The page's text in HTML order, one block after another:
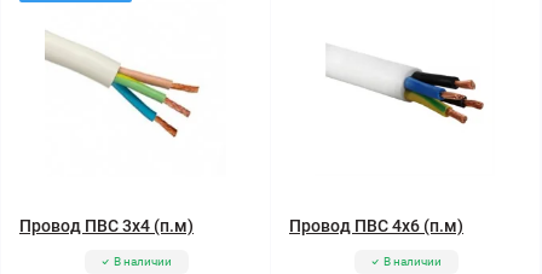
Провод ПВС 3x4 (п.м)
В наличии
Провод ПВС 4x6 (п.м)
В наличии